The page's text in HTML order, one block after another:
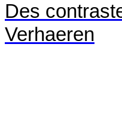
Des
Verhaeren